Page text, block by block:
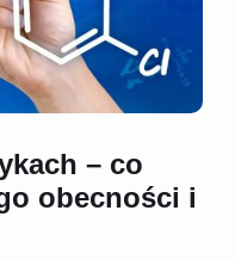
– co
obecności i